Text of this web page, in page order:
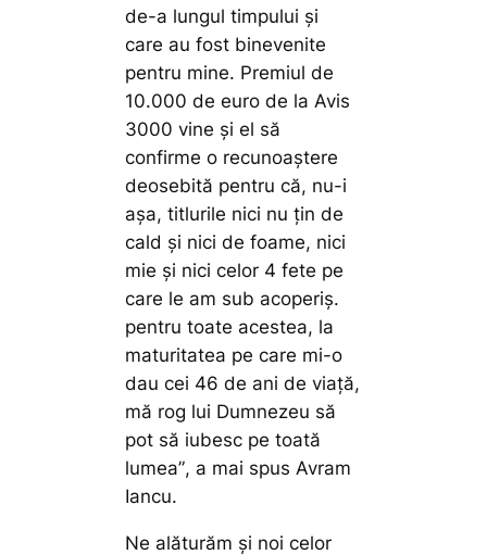
de-a lungul timpului și
care au fost binevenite
pentru mine. Premiul de
10.000 de euro de la Avis
3000 vine și el să
confirme o recunoaștere
deosebită pentru că, nu-i
așa, titlurile nici nu țin de
cald și nici de foame, nici
mie și nici celor 4 fete pe
care le am sub acoperiș.
pentru toate acestea, la
maturitatea pe care mi-o
dau cei 46 de ani de viață,
mă rog lui Dumnezeu să
pot să iubesc pe toată
lumea”, a mai spus Avram
Iancu.
Ne alăturăm și noi celor